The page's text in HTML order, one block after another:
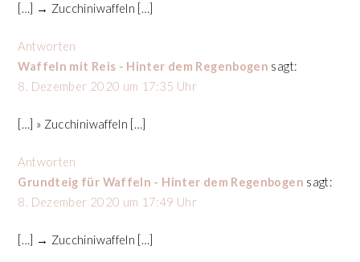
[…] → Zucchiniwaffeln […]
Antworten
Waffeln mit Reis - Hinter dem Regenbogen sagt:
8. Dezember 2020 um 17:35 Uhr
[…] » Zucchiniwaffeln […]
Antworten
Grundteig für Waffeln - Hinter dem Regenbogen sagt:
8. Dezember 2020 um 17:49 Uhr
[…] → Zucchiniwaffeln […]